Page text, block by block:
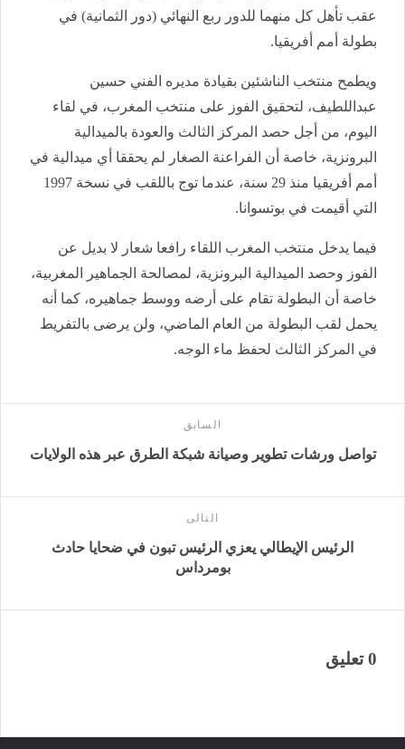
عقب تأهل كل منهما للدور ربع النهائي (دور الثمانية) في
بطولة أمم أفريقيا.
ويطمح منتخب الناشئين بقيادة مديره الفني حسين
عبداللطيف، لتحقيق الفوز على منتخب المغرب، في لقاء
اليوم، من أجل حصد المركز الثالث والعودة بالميدالية
البرونزية، خاصة أن الفراعنة الصغار لم يحققا أي ميدالية في
أمم أفريقيا منذ 29 سنة، عندما توج باللقب في نسخة 1997
التي أقيمت في بوتسوانا.
فيما يدخل منتخب المغرب اللقاء رافعا شعار لا بديل عن
الفوز وحصد الميدالية البرونزية، لمصالحة الجماهير المغربية،
خاصة أن البطولة تقام على أرضه ووسط جماهيره، كما أنه
يحمل لقب البطولة من العام الماضي، ولن يرضى بالتفريط
في المركز الثالث لحفظ ماء الوجه.
السابق
تواصل ورشات تطوير وصيانة شبكة الطرق عبر هذه الولايات
التالى
الرئيس الإيطالي يعزي الرئيس تبون في ضحايا حادث
بومرداس
0 تعليق